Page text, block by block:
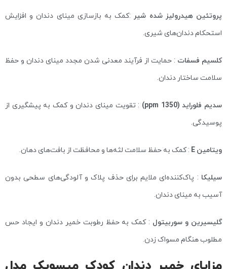
پروتئین هیدرولیز شده شیر :کمک به بازسازی مینای دندان و افزایش
استحکام دندان‌های شیری.
کلسیم فسفات : حمایت از فرآیند معدنی شدن مجدد مینای دندان و حفظ
سلامت ساختار دندان.
سدیم فلوراید (1350 ppm) : تقویت مینای دندان و کمک به پیشگیری از
پوسیدگی.
ویتامین E : کمک به حفظ سلامت لثه‌ها و محافظت از بافت‌های دهان.
سیلیکا : پاک‌کننده‌ای ملایم برای حذف پلاک و آلودگی‌های سطحی بدون
آسیب به مینای دندان.
گلیسیرین و سوربیتول : کمک به حفظ رطوبت خمیر دندان و ایجاد حس
مطلوب هنگام مسواک زدن.